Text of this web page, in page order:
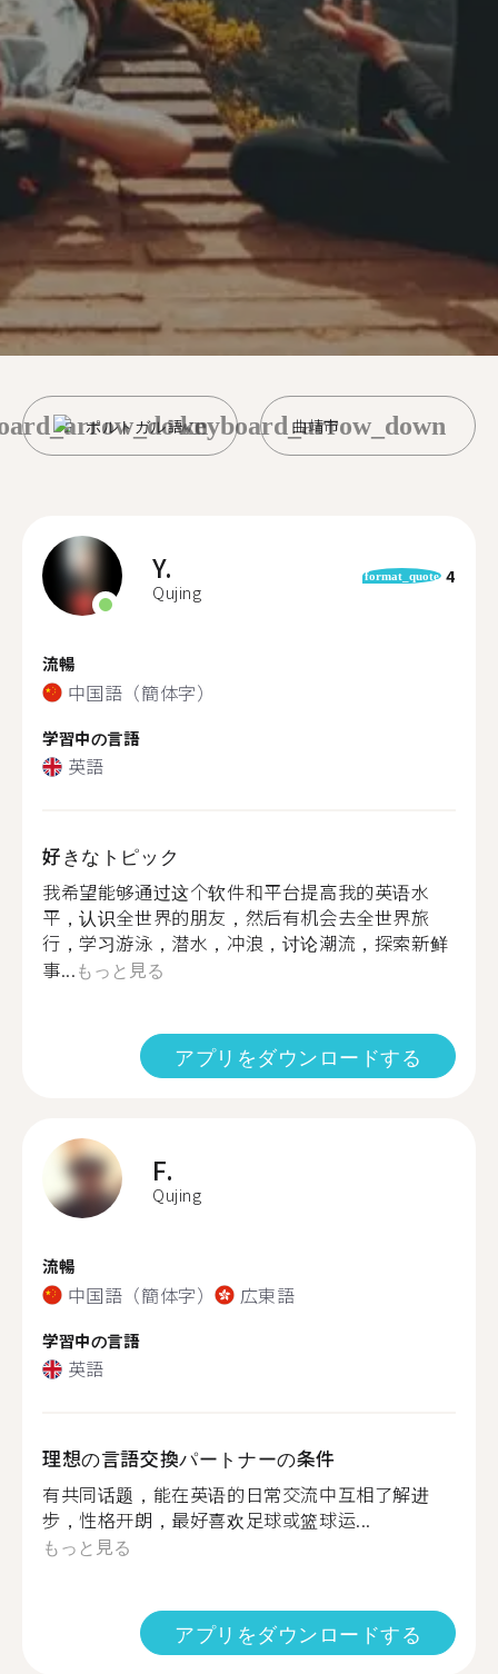
ポルトガル語 曲靖市
keyboard_arrow_down
Y.
Qujing
format_quote 4
流暢
中国語（簡体字）
学習中の言語
英語
好きなトピック
我希望能够通过这个软件和平台提高我的英语水
平，认识全世界的朋友，然后有机会去全世界旅
行，学习游泳，潜水，冲浪，讨论潮流，探索新鲜
事...もっと見る
アプリをダウンロードする
F.
Qujing
流暢
中国語（簡体字） 広東語
学習中の言語
英語
理想の言語交換パートナーの条件
有共同话题，能在英语的日常交流中互相了解进
步，性格开朗，最好喜欢足球或篮球运...
もっと見る
アプリをダウンロードする